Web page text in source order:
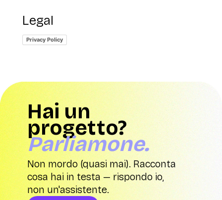
Legal
Privacy Policy
Hai un
progetto?
Parliamone.
Non mordo (quasi mai). Racconta
cosa hai in testa — rispondo io,
non un'assistente.